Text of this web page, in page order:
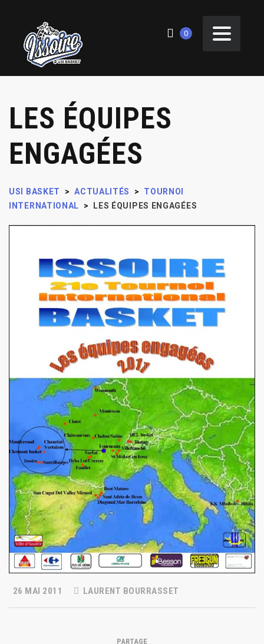
0
LES ÉQUIPES
ENGAGÉES
USI BASKET > ACTUALITÉS >
TOURNOI
INTERNATIONAL
> LES ÉQUIPES ENGAGÉES
26 MAI 2011 LAURENT BOURRASSET
PARTAGE